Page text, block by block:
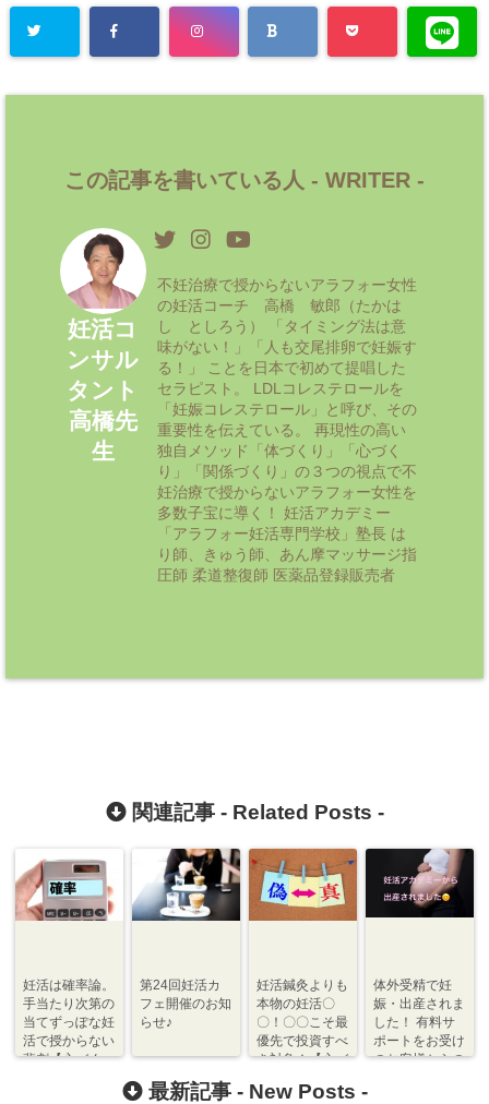
この記事を書いている人 - WRITER -
妊活コ
ンサル
タント
高橋先
生
不妊治療で授からないアラフォー女性
の妊活コーチ 高橋 敏郎（たかは
し としろう） 「タイミング法は意
味がない！」「人も交尾排卵で妊娠す
る！」 ことを日本で初めて提唱した
セラピスト。 LDLコレステロールを
「妊娠コレステロール」と呼び、その
重要性を伝えている。 再現性の高い
独自メソッド「体づくり」「心づく
り」「関係づくり」の３つの視点で不
妊治療で授からないアラフォー女性を
多数子宝に導く！ 妊活アカデミー
「アラフォー妊活専門学校」塾長 は
り師、きゅう師、あん摩マッサージ指
圧師 柔道整復師 医薬品登録販売者
関連記事 - Related Posts -
妊活は確率論。
手当たり次第の
当てずっぽな妊
活で授からない
悲劇【心づく
第24回妊活カ
フェ開催のお知
らせ♪
妊活鍼灸よりも
本物の妊活〇
〇！〇〇こそ最
優先で投資すべ
き対象！【心づ
体外受精で妊
娠・出産されま
した！ 有料サ
ポートをお受け
のお客様からの
最新記事 - New Posts -